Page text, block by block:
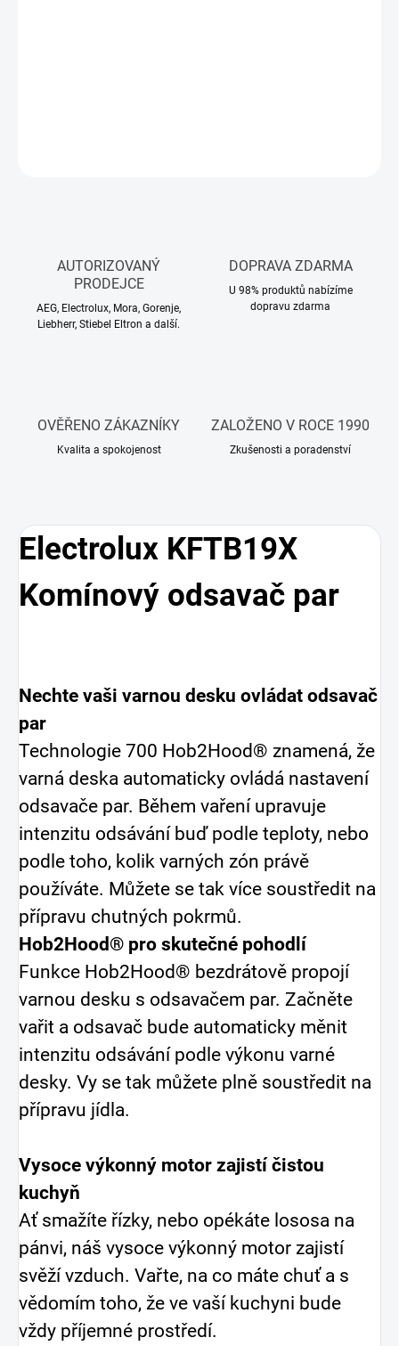
AUTORIZOVANÝ
PRODEJCE
AEG, Electrolux, Mora, Gorenje,
Liebherr, Stiebel Eltron a další.
DOPRAVA ZDARMA
U 98% produktů nabízíme
dopravu zdarma
OVĚŘENO ZÁKAZNÍKY
Kvalita a spokojenost
ZALOŽENO V ROCE 1990
Zkušenosti a poradenství
Electrolux KFTB19X
Komínový odsavač par
Nechte vaši varnou desku ovládat odsavač
par
Technologie 700 Hob2Hood® znamená, že
varná deska automaticky ovládá nastavení
odsavače par. Během vaření upravuje
intenzitu odsávání buď podle teploty, nebo
podle toho, kolik varných zón právě
používáte. Můžete se tak více soustředit na
přípravu chutných pokrmů.
Hob2Hood® pro skutečné pohodlí
Funkce Hob2Hood® bezdrátově propojí
varnou desku s odsavačem par. Začněte
vařit a odsavač bude automaticky měnit
intenzitu odsávání podle výkonu varné
desky. Vy se tak můžete plně soustředit na
přípravu jídla.
Vysoce výkonný motor zajistí čistou
kuchyň
Ať smažíte řízky, nebo opékáte lososa na
pánvi, náš vysoce výkonný motor zajistí
svěží vzduch. Vařte, na co máte chuť a s
vědomím toho, že ve vaší kuchyni bude
vždy příjemné prostředí.